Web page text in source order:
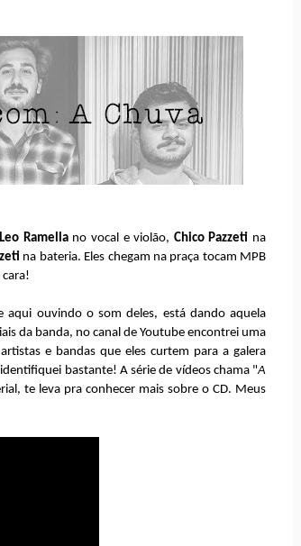
Leo Ramellano vocal e violão, Chico Pazzeti na
na bateria. Eles chegam na praça tocam MPB
aqui ouvindo o som deles, está dando aquela
da banda, no canal de Youtube encontrei uma
e bandas que eles curtem para a galera
bastante! A série de vídeos chama "A
te leva pra conhecer mais sobre o CD. Meus